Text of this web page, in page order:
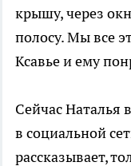
крышу, через
полосу. Мы все
Ксавье и ему
Сейчас Наталья
в социальной
рассказывает,